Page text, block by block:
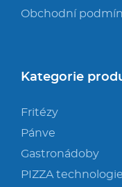
Obchodní
Kategorie
Fritézy
Pánve
Gastronádoby
PIZZA technologie